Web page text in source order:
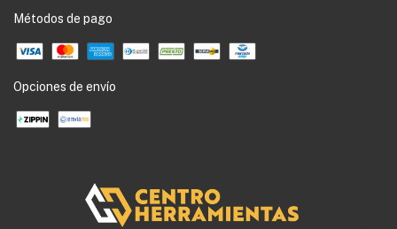
Métodos de pago
Opciones de envío